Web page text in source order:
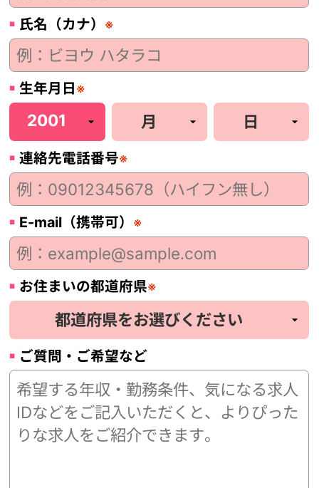
氏名（カナ） ※
生年月日※
連絡先電話番号※
E-mail（携帯可） ※
お住まいの都道府県※
ご質問・ご希望など